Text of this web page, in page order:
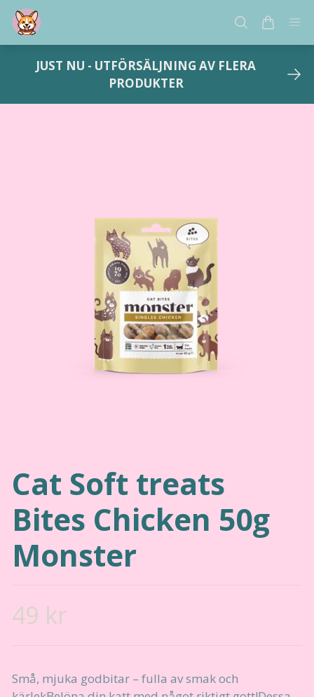
JUST NU - UTFÖRSÄLJNING AV FLERA
PRODUKTER
Cat Soft treats
Bites Chicken 50g
Monster
49 kr
Små, mjuka godbitar – fulla av smak och